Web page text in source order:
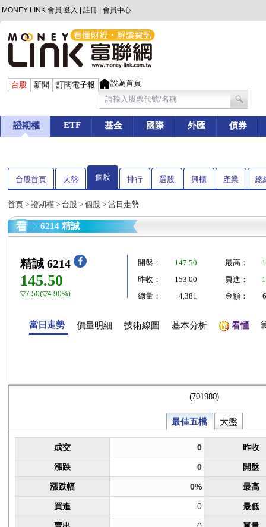
MONEY LINK 會員 登入 註冊 會員中心
台股 新聞 訂閱電子報 設為首頁
證期權 ETF 基金 國際 外匯 債券
台股首頁 大盤 個股 排行 選股 興櫃 產業 總
首頁 > 證期權 > 台股 > 個股 > 當日走勢
6214 精誠
精誠 6214
145.50
▽7.50(▽4.90%)
開盤： 147.50 最高：
昨收：
153.00 買進：
總量：
4,381 金額：
當日走勢 價量明細 技術線圖 基本分析 看懂